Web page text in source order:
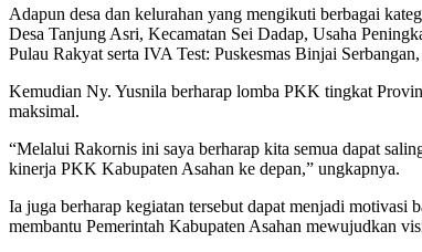
Adapun desa dan kelurahan yang mengikuti berbagai
Desa Tanjung Asri, Kecamatan Sei Dadap, Usaha
Pulau Rakyat serta IVA Test: Puskesmas Binjai
Kemudian Ny. Yusnila berharap lomba PKK tingkat
maksimal.
“Melalui Rakornis ini saya berharap kita semua dapat
kinerja PKK Kabupaten Asahan ke depan,” ungkapnya.
Ia juga berharap kegiatan tersebut dapat menjadi
membantu Pemerintah Kabupaten Asahan mewujudkan